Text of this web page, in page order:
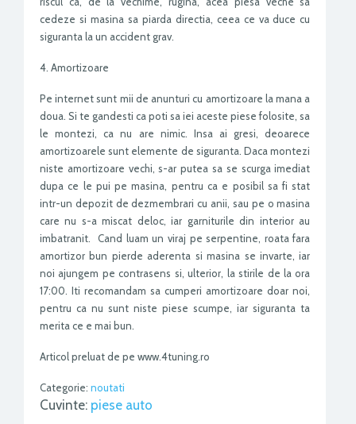
cedeze si masina sa piarda directia, ceea ce va duce cu
siguranta la un accident grav.
4. Amortizoare
Pe internet sunt mii de anunturi cu amortizoare la mana a
doua. Si te gandesti ca poti sa iei aceste piese folosite, sa
le montezi, ca nu are nimic. Insa ai gresi, deoarece
amortizoarele sunt elemente de siguranta. Daca montezi
niste amortizoare vechi, s-ar putea sa se scurga imediat
dupa ce le pui pe masina, pentru ca e posibil sa fi stat
intr-un depozit de dezmembrari cu anii, sau pe o masina
care nu s-a miscat deloc, iar garniturile din interior au
imbatranit. Cand luam un viraj pe serpentine, roata fara
amortizor bun pierde aderenta si masina se invarte, iar
noi ajungem pe contrasens si, ulterior, la stirile de la ora
17:00. Iti recomandam sa cumperi amortizoare doar noi,
pentru ca nu sunt niste piese scumpe, iar siguranta ta
merita ce e mai bun.
Articol preluat de pe www.4tuning.ro
Categorie: noutati
Cuvinte: piese auto